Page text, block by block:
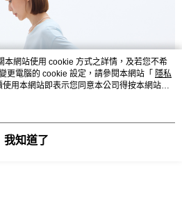
本網站使用 cookie 方式之詳情，及若您不希
更電腦的 cookie 設定，請參閱本網站「 隱私
用本網站即表示您同意本公司得按本網站使
我知道了